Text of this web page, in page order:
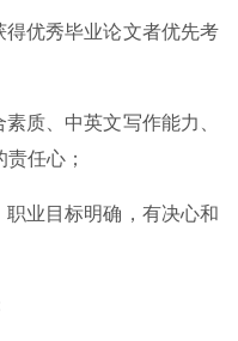
优秀毕业论文者优先考
质、中英文写作能力、
任心；
业目标明确，有决心和